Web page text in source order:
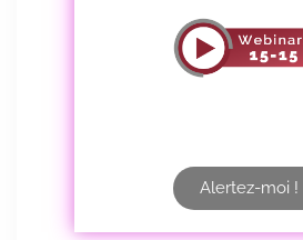
Alertez-moi !